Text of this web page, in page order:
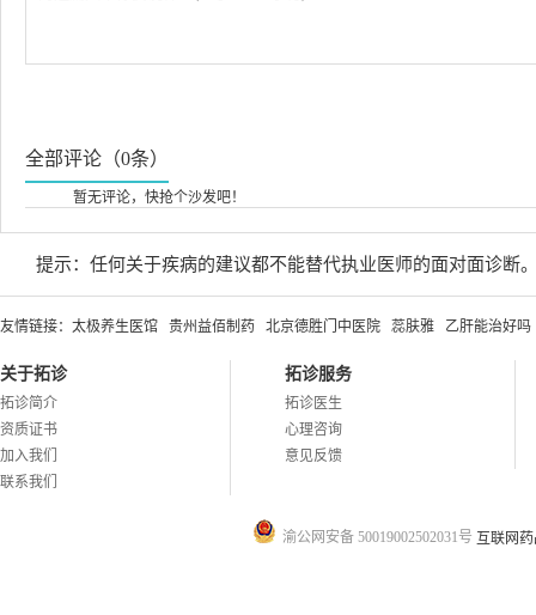
全部评论（0条）
暂无评论，快抢个沙发吧！
提示：任何关于疾病的建议都不能替代执业医师的面对面诊断
友情链接： 太极养生医馆 贵州益佰制药 北京德胜门中医院 蕊肤雅 乙肝能治好吗
关于拓诊
拓诊简介
资质证书
加入我们
联系我们
拓诊服务
拓诊医生
心理咨询
意见反馈
渝公网安备 50019002502031号 互联网